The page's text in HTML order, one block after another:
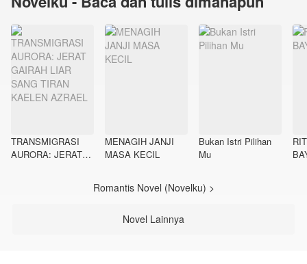
TRANSMIGRASI
AURORA: JERAT
MENAGIH JANJI
MASA KECIL
Bukan Istri Pilihan
Mu
Romantis Novel (Novelku) >
Novel Lainnya